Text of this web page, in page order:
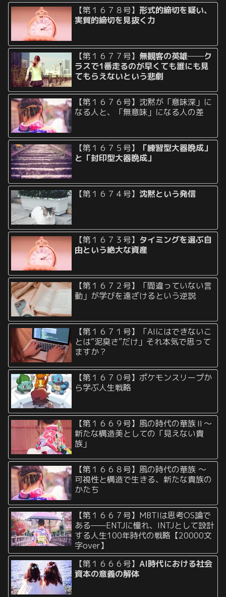
【第１６７８号】形式的締切を疑い、
実質的締切を見抜く力
【第１６７７号】 無観客の英雄──ク
ラスで1番走るのが早くても誰にも見
てもらえないという悲劇
【第１６７６号】沈黙が「意味深」に
なる人と、「無意味」になる人の差
【第１６７５号】
「練習型大器晩成」
と「封印型大器晩成」
【第１６７４号】 沈黙という発信
【第１６７３号】 タイミングを選ぶ自
由という絶大な資産
【第１６７２号】「間違っていない言
動」が学びを遠ざけるという逆説
【第１６７１号】「AIにはできないこ
とは“泥臭さ”だけ」それ本気で思って
ますか？
【第１６７０号】ポケモンスリープか
ら学ぶ人生戦略
【第１６６９号】風の時代の華族Ⅱ〜
新たな構造美としての「見えない貴
族」
【第１６６８号】風の時代の華族 〜
可視性と構造で生きる、新たな貴族の
かたち
【第１６６７号】MBTIは思考OS論で
ある——ENTJに憧れ、INTJとして設計
する人生100年時代の戦略【20000文
字over】
【第１６６６号】AI時代における社会
資本の意義の解体